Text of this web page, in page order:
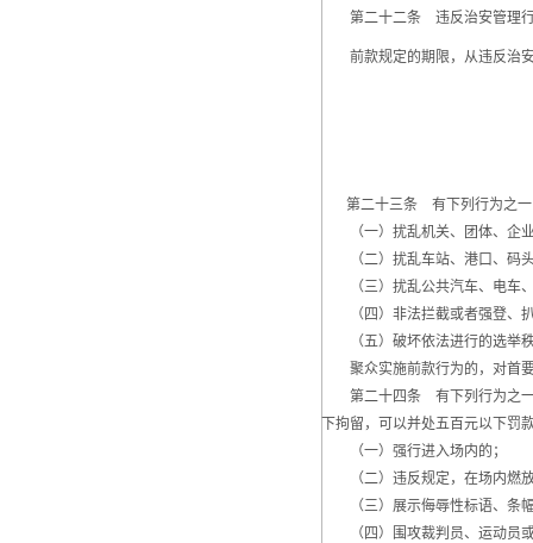
第二十二条 违反治安管理行
前款规定的期限，从违反治安
第二十三条 有下列行为之一的
（一）扰乱机关、团体、企业
（二）扰乱车站、港口、码头
（三）扰乱公共汽车、电车、
（四）非法拦截或者强登、扒
（五）破坏依法进行的选举
聚众实施前款行为的，对首要
第二十四条 有下列行为之一
下拘留，可以并处五百元以下罚
（一）强行进入场内的；
（二）违反规定，在场内燃放
（三）展示侮辱性标语、条
（四）围攻裁判员、运动员或